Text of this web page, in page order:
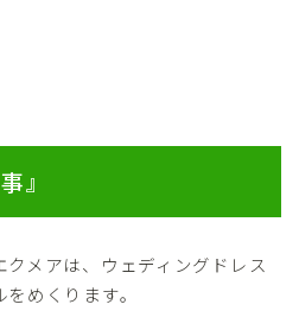
』
メアは、ウェディングドレス
めくります。